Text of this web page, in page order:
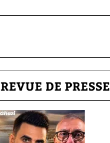
REVUE DE PRESSE